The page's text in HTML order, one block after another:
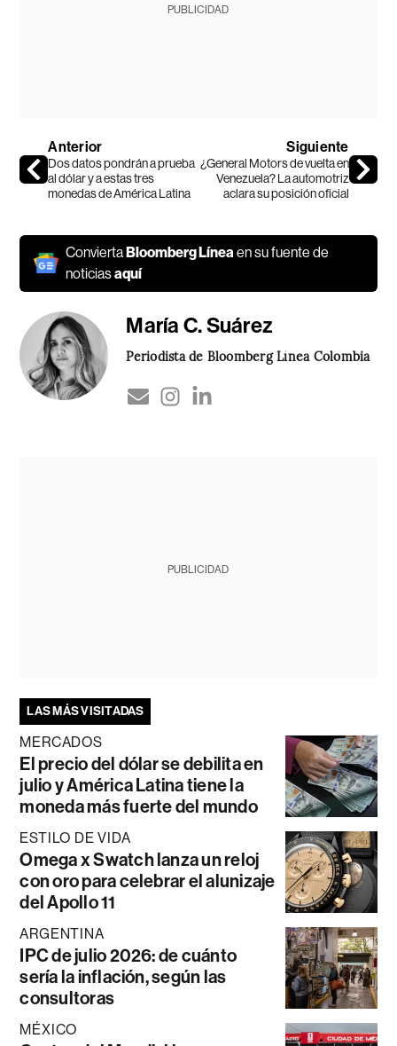
PUBLICIDAD
Anterior
Dos datos pondrán a prueba
al dólar y a estas tres
monedas de América Latina
Siguiente
¿General Motors de vuelta en
Venezuela? La automotriz
aclara su posición oficial
ConviertaBloomberg Líneaen su fuente de
noticiasaquí
María C. Suárez
Periodista de Bloomberg Línea Colombia
PUBLICIDAD
LAS MÁS VISITADAS
MERCADOS
El precio del dólar se debilita en
julio y América Latina tiene la
moneda más fuerte del mundo
ESTILO DE VIDA
Omega x Swatch lanza un reloj
con oro para celebrar el alunizaje
del Apollo 11
ARGENTINA
IPC de julio 2026: de cuánto
sería la inflación, según las
consultoras
MÉXICO